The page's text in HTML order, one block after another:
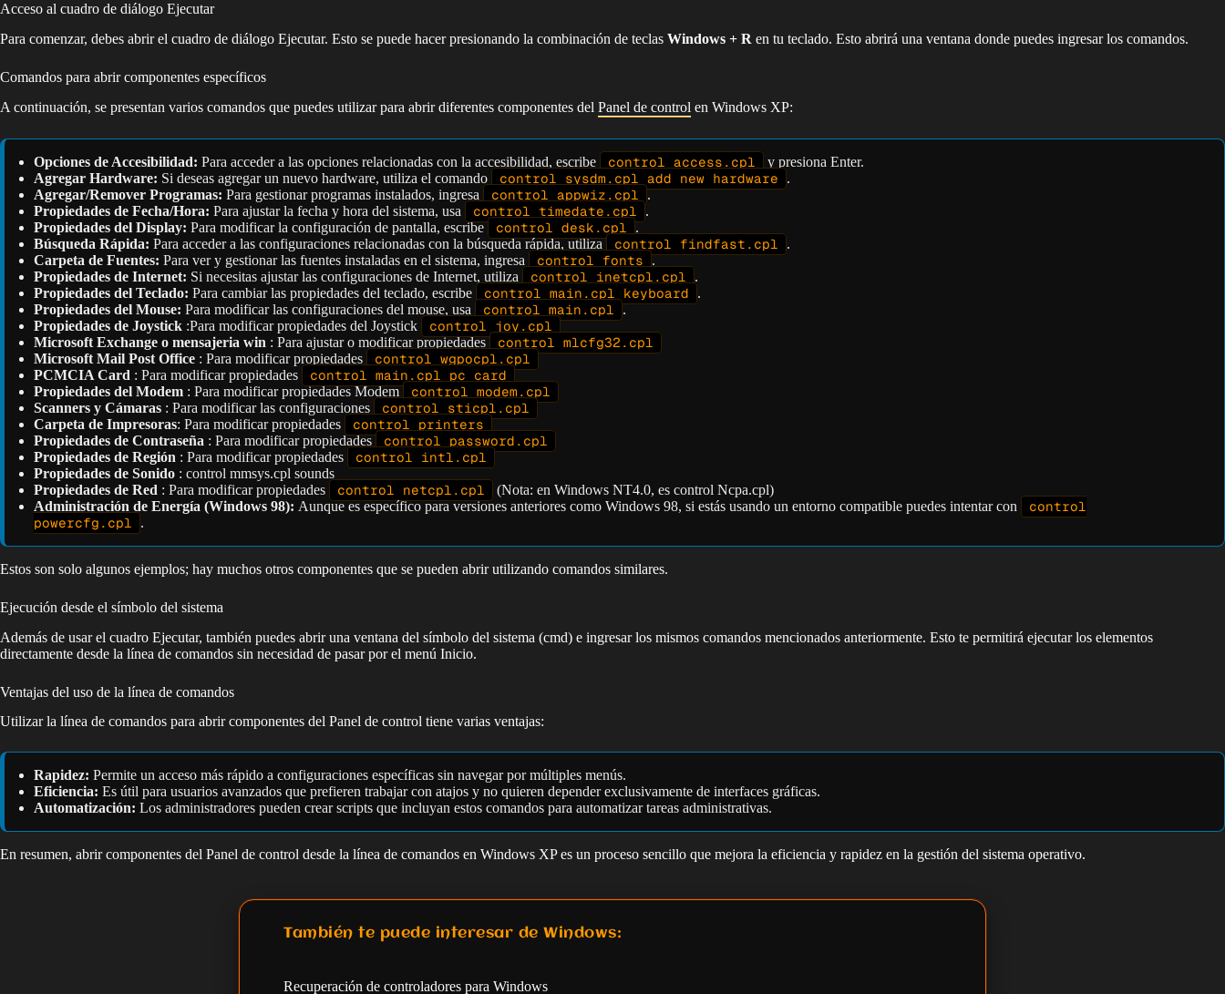
Acceso al cuadro de diálogo Ejecutar
Para comenzar, debes abrir el cuadro de diálogo Ejecutar. Esto se puede hacer presionando la combinación de teclas Windows + R en tu teclado. Esto abrirá una ventana donde puedes ingresar los comandos.
Comandos para abrir componentes específicos
A continuación, se presentan varios comandos que puedes utilizar para abrir diferentes componentes del Panel de control en Windows XP:
Opciones de Accesibilidad: Para acceder a las opciones relacionadas con la accesibilidad, escribe control access.cpl
y presiona Enter.
Agregar Hardware: Si deseas agregar un nuevo hardware, utiliza el comando control sysdm.cpl add new hardware
.
Agregar/Remover Programas: Para gestionar programas instalados, ingresa control appwiz.cpl .
Propiedades de Fecha/Hora: Para ajustar la fecha y hora del sistema, usa control timedate.cpl
.
Propiedades del Display: Para modificar la configuración de pantalla, escribe control desk.cpl .
Búsqueda Rápida: Para acceder a las configuraciones relacionadas con la búsqueda rápida, utiliza control findfast.cpl
.
Carpeta de Fuentes: Para ver y gestionar las fuentes instaladas en el sistema, ingresa control fonts .
Propiedades de Internet: Si necesitas ajustar las configuraciones de Internet, utiliza control inetcpl.cpl
.
Propiedades del Teclado: Para cambiar las propiedades del teclado, escribe control main.cpl keyboard
.
Propiedades del Mouse: Para modificar las configuraciones del mouse, usa control main.cpl .
Propiedades de Joystick :Para modificar propiedades del Joystick control joy.cpl
Microsoft Exchange o mensajeria win : Para ajustar o modificar propiedades control mlcfg32.cpl
Microsoft Mail Post Office : Para modificar propiedades control wgpocpl.cpl
PCMCIA Card : Para modificar propiedades control main.cpl pc card
Propiedades del Modem : Para modificar propiedades Modem control modem.cpl
Scanners y Cámaras : Para modificar las configuraciones control sticpl.cpl
Carpeta de Impresoras: Para modificar propiedades control printers
Propiedades de Contraseña : Para modificar propiedades control password.cpl
Propiedades de Región : Para modificar propiedades control intl.cpl
Propiedades de Sonido : control mmsys.cpl sounds
Propiedades de Red : Para modificar propiedades control netcpl.cpl
(Nota: en Windows NT4.0, es control Ncpa.cpl)
Administración de Energía (Windows 98): Aunque es específico para versiones anteriores como Windows 98, si estás usando un entorno compatible puedes intentar con
control
powercfg.cpl
.
Estos son solo algunos ejemplos; hay muchos otros componentes que se pueden abrir utilizando comandos similares.
Ejecución desde el símbolo del sistema
Además de usar el cuadro Ejecutar, también puedes abrir una ventana del símbolo del sistema (cmd) e ingresar los mismos comandos mencionados anteriormente. Esto te permitirá ejecutar los elementos
directamente desde la línea de comandos sin necesidad de pasar por el menú Inicio.
Ventajas del uso de la línea de comandos
Utilizar la línea de comandos para abrir componentes del Panel de control tiene varias ventajas:
Rapidez: Permite un acceso más rápido a configuraciones específicas sin navegar por múltiples menús.
Eficiencia: Es útil para usuarios avanzados que prefieren trabajar con atajos y no quieren depender exclusivamente de interfaces gráficas.
Automatización: Los administradores pueden crear scripts que incluyan estos comandos para automatizar tareas administrativas.
En resumen, abrir componentes del Panel de control desde la línea de comandos en Windows XP es un proceso sencillo que mejora la eficiencia y rapidez en la gestión del sistema operativo.
También te puede interesar de Windows:
Recuperación de controladores para Windows